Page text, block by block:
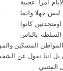
امرا عجيبة
جهلا وانما
كانوا
بالناس
المسكين
بل اننا نقول عن
المتنبي